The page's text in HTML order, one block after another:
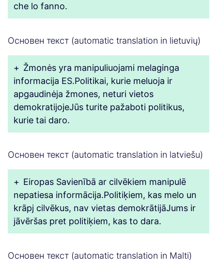
che lo fanno.
Основен текст (automatic translation in lietuvių)
+ Žmonės yra manipuliuojami melaginga
informacija ES.Politikai, kurie meluoja ir
apgaudinėja žmones, neturi vietos
demokratijojeJūs turite pažaboti politikus,
kurie tai daro.
Основен текст (automatic translation in latviešu)
+ Eiropas Savienībā ar cilvēkiem manipulē
nepatiesa informācija.Politiķiem, kas melo un
krāpj cilvēkus, nav vietas demokrātijāJums ir
jāvēršas pret politiķiem, kas to dara.
Основен текст (automatic translation in Malti)